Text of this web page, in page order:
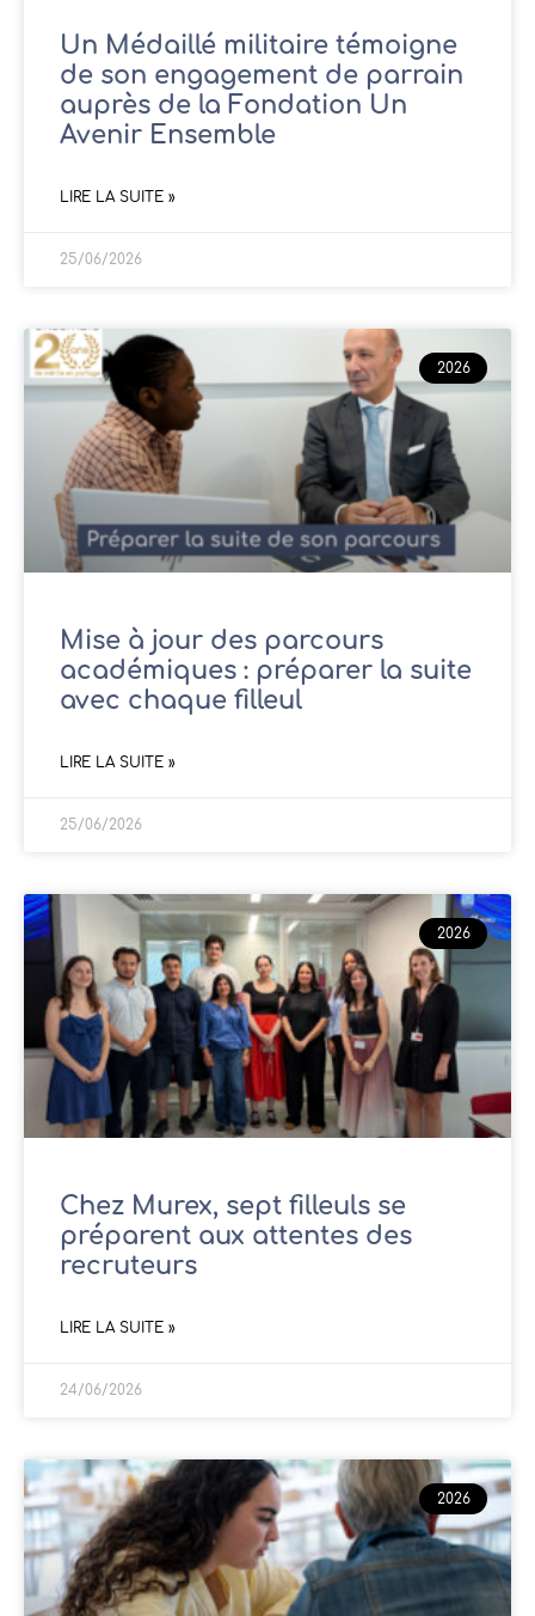
Un Médaillé militaire témoigne
de son engagement de parrain
auprès de la Fondation Un
Avenir Ensemble
LIRE LA SUITE »
25/06/2026
2026
Mise à jour des parcours
académiques : préparer la suite
avec chaque filleul
LIRE LA SUITE »
25/06/2026
2026
Chez Murex, sept filleuls se
préparent aux attentes des
recruteurs
LIRE LA SUITE »
24/06/2026
2026